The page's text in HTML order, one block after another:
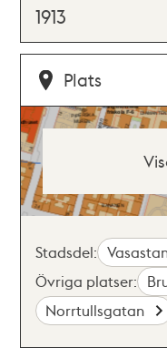
1913
Plats
Stadsdel:
Övriga platser:
Norrtullsgatan